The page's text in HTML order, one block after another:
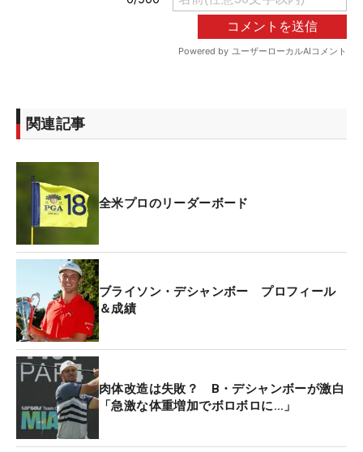
関連記事
全米プロのリーダーボード
ブライソン・デシャンボー プロフィール
＆成績
肉体改造は失敗？ B・デシャンボーが激白
「急激な体重増加でボロボロに…」